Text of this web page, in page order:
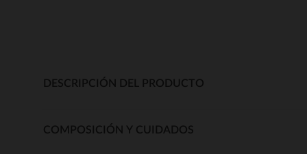
DESCRIPCIÓN DEL PRODUCTO
COMPOSICIÓN Y CUIDADOS